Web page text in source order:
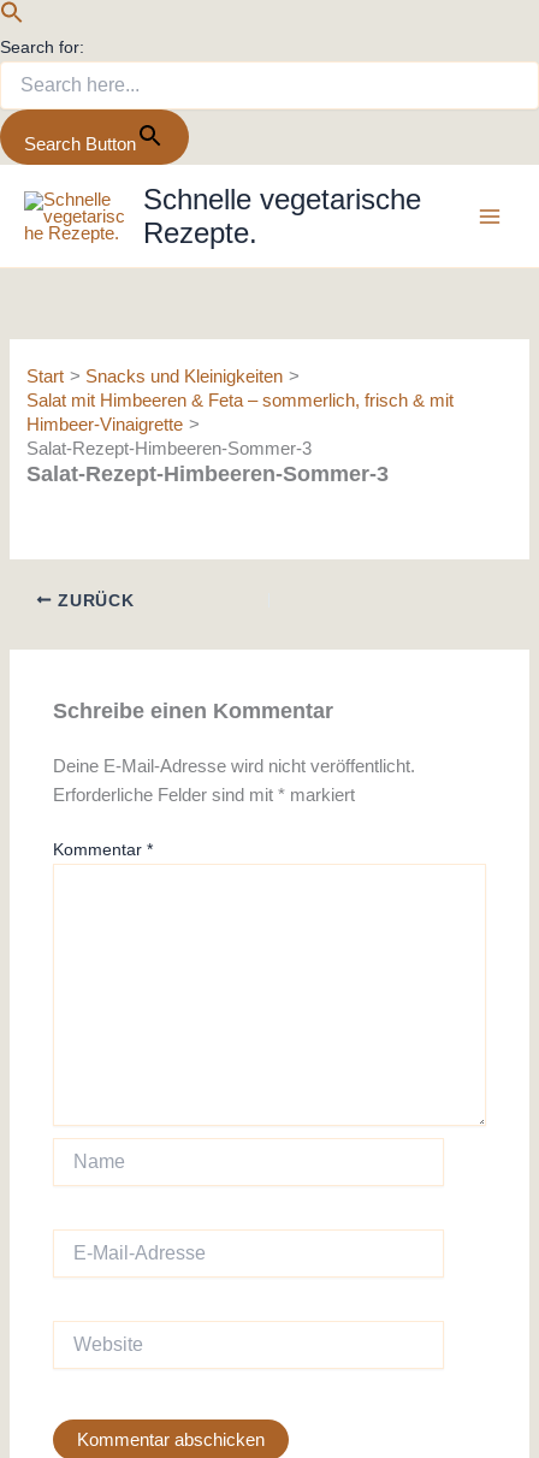
Search for:
Search Button
Inhalt
springen
Schnelle vegetarische
Rezepte.
Start
Snacks und Kleinigkeiten
Salat mit Himbeeren & Feta – sommerlich, frisch & mit
Himbeer-Vinaigrette
Salat-Rezept-Himbeeren-Sommer-3
Salat-Rezept-Himbeeren-Sommer-3
ZURÜCK
Schreibe einen Kommentar
Deine E-Mail-Adresse wird nicht veröffentlicht.
Erforderliche Felder sind mit* markiert
Kommentar*
Name
Mail-